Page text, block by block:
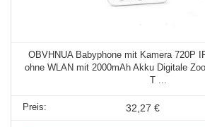
OBVHNUA Babyphone mit Kamera 720P
ohne WLAN mit 2000mAh Akku Digitale
T ...
32,27 €